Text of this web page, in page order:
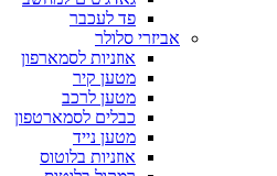
פד לעכבר
אביזרי סלולר
אוזניות לסמארפון
מטען קיר
מטען לרכב
כבלים לסמארטפון
מטען נייד
אוזניות בלוטוס